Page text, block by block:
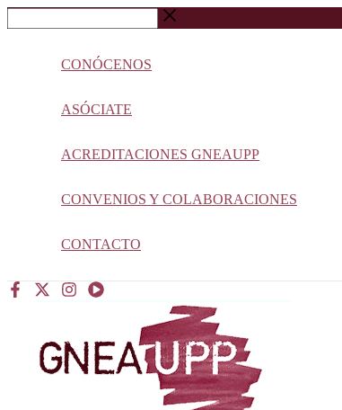
Ir
al
Buscar
…
CONÓCENOS
ASÓCIATE
ACREDITACIONES GNEAUPP
CONVENIOS Y COLABORACIONES
CONTACTO